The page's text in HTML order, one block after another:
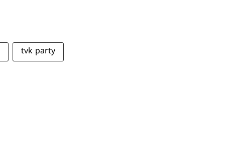
tvk party